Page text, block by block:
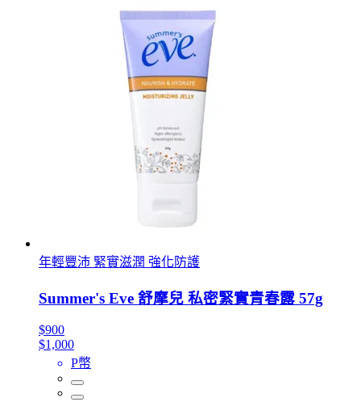
年輕豐沛 緊實滋潤 強化防護
Summer's Eve 舒摩兒 私密緊實青春露 57g
$900
$1,000
P幣